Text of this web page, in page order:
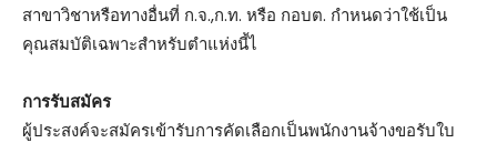
สาขาวิชาหรือทางอื่นที่ ก.จ.,ก.ท. หรือ กอบต. กำหนดว่าใช้เป็น
คุณสมบัติเฉพาะสำหรับตำแห่งนี้ไ
การรับสมัคร
ผู้ประสงค์จะสมัครเข้ารับการคัดเลือกเป็นพนักงานจ้างขอรับใบ